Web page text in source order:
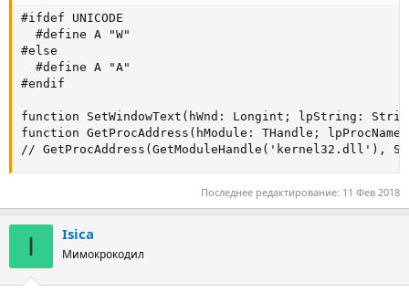
#ifdef UNICODE
  #define A "W"
#else
  #define A "A"
#endif
function SetWindowText(hWnd: Longint; lpString:
function GetProcAddress(hModule: THandle;
// GetProcAddress(GetModuleHandle('kernel32.dll'),
Последнее редактирование: 11 Фев 2018
I Isica
Мимокрокодил